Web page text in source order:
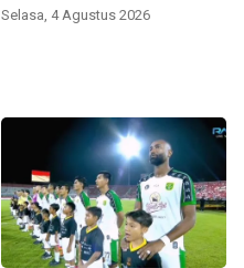
Selasa, 4 Agustus 2026